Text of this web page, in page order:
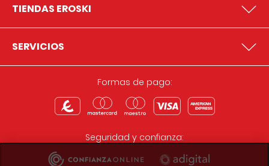
TIENDAS EROSKI
SERVICIOS
Formas de pago:
Seguridad y confianza: